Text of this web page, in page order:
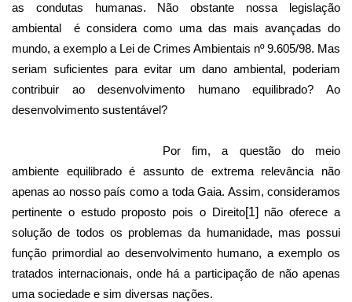
as condutas humanas. Não obstante nossa legislação
ambiental
é considera como uma das mais avançadas do
mundo, a exemplo a Lei de Crimes Ambientais nº 9.605/98. Mas
seriam suficientes para evitar um dano ambiental, poderiam
contribuir ao desenvolvimento humano equilibrado? Ao
desenvolvimento sustentável?
Por fim, a questão do meio
ambiente equilibrado é assunto de extrema relevância não
apenas ao nosso país como a toda Gaia. Assim, consideramos
pertinente o estudo proposto pois o Direito[1] não oferece a
solução de todos os problemas da humanidade, mas possui
função primordial ao desenvolvimento humano, a exemplo os
tratados internacionais, onde há a participação de não apenas
uma sociedade e sim diversas nações.